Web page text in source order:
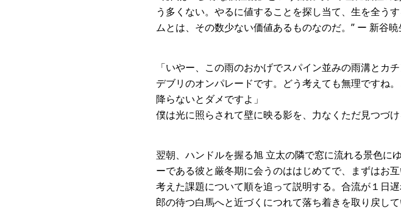
う多くない。やるに値することを探し当て、生を全う
ムとは、その数少ない価値あるものなのだ。” ー 新谷暁
「いやー、この雨のおかげでスパイン並みの雨溝とカ
デブリのオンパレードです。どう考えても無理ですね
降らないとダメですよ」
僕は光に照らされて壁に映る影を、力なくただ見つづけ
翌朝、ハンドルを握る旭 立太の隣で窓に流れる景色に
ーである彼と厳冬期に会うのははじめてで、まずはお
考えた課題について順を追って説明する。合流が１日
郎の待つ白馬へと近づくにつれて落ち着きを取り戻して